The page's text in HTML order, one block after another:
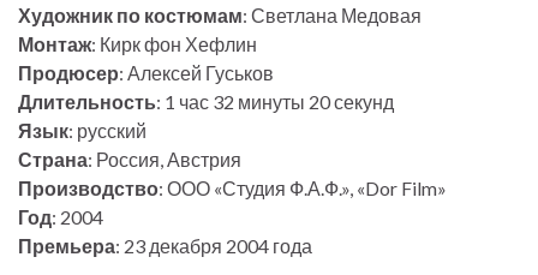
Художник по костюмам: Светлана Медовая
Монтаж: Кирк фон Хефлин
Продюсер: Алексей Гуськов
Длительность: 1 час 32 минуты 20 секунд
Язык: русский
Страна: Россия, Австрия
Производство: ООО «Студия Ф.А.Ф.», «Dor Film»
Год: 2004
Премьера: 23 декабря 2004 года